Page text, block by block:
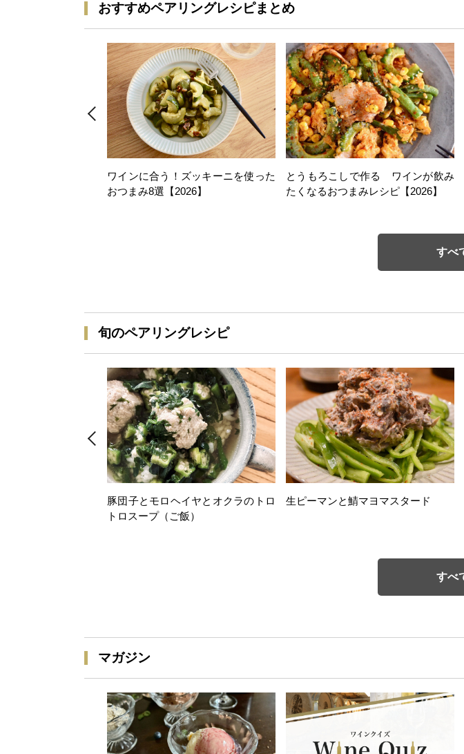
おすすめペアリングレシピまとめ
ワインに合う！ズッキーニを使った
おつまみ8選【2026】
とうもろこしで作る ワインが飲み
たくなるおつまみレシピ【2026】
すべ
旬のペアリングレシピ
豚団子とモロヘイヤとオクラのトロ
トロスープ（ご飯）
生ピーマンと鯖マヨマスタード
すべ
マガジン